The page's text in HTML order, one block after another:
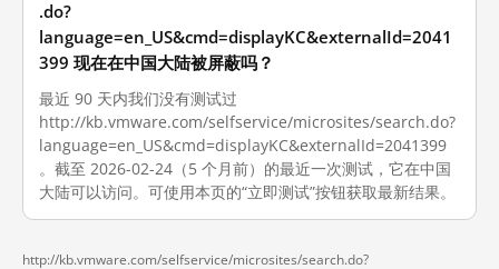
.do?
language=en_US&cmd=displayKC&externalId=2041
399 现在在中国大陆被屏蔽吗？
最近 90 天内我们没有测试过
http://kb.vmware.com/selfservice/microsites/search.do?
language=en_US&cmd=displayKC&externalId=2041399
。截至 2026-02-24（5 个月前）的最近一次测试，它在中国
大陆可以访问。可使用本页的“立即测试”按钮获取最新结果。
http://kb.vmware.com/selfservice/microsites/search.do?